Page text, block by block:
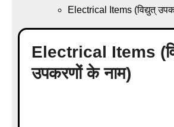
Electrical Items (विद्युत्
Electrical Items
उपकरणों के नाम)